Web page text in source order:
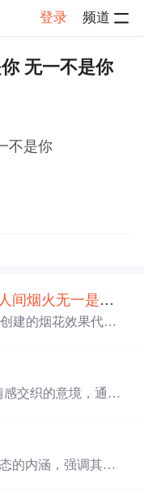
登录 频道
详情
无一不是你
不是你
人间烟火无一是你
建的烟花效果代
交织的意境，通过
的内涵，强调其在